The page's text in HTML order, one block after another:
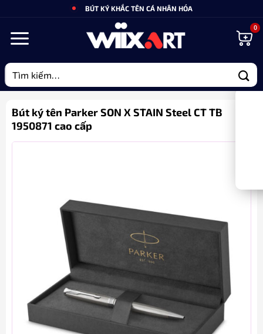
nội
BÚT KÝ KHẮC TÊN CÁ NHÂN HÓA
Tìm
kiếm:
Bút ký tên Parker SON X STAIN Steel CT TB
1950871 cao cấp